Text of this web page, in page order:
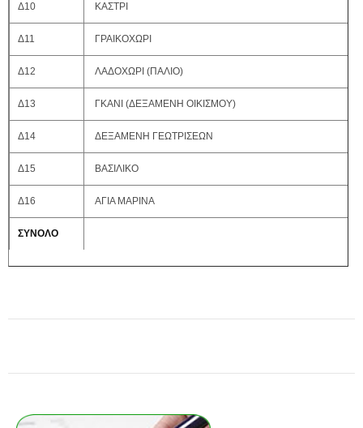
Δ10 ΚΑΣΤΡΙ
Δ11 ΓΡΑΙΚΟΧΩΡΙ
Δ12 ΛΑΔΟΧΩΡΙ (ΠΑΛΙΟ)
Δ13 ΓΚΑΝΙ (ΔΕΞΑΜΕΝΗ ΟΙΚΙΣΜΟΥ)
Δ14 ΔΕΞΑΜΕΝΗ ΓΕΩΤΡΙΣΕΩΝ
Δ15 ΒΑΣΙΛΙΚΟ
Δ16 ΑΓΙΑ ΜΑΡΙΝΑ
ΣΥΝΟΛΟ